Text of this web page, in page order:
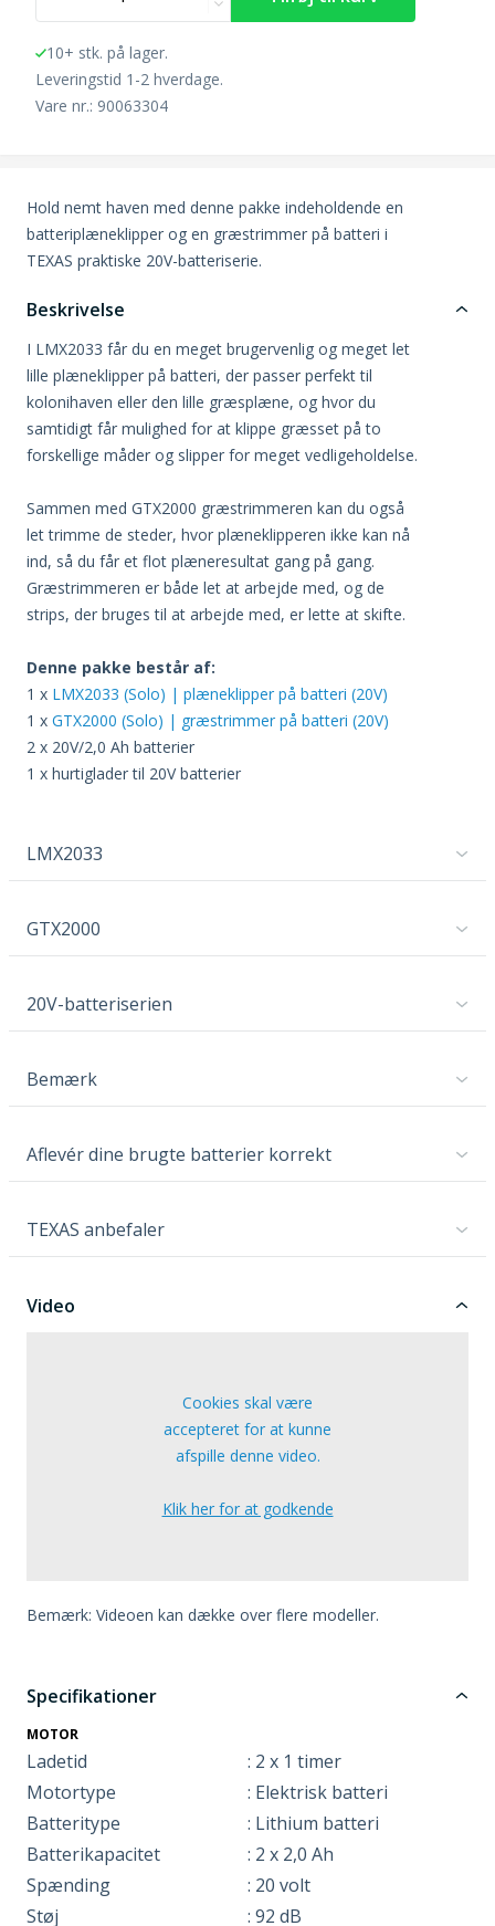
10+ stk. på lager.
Leveringstid 1-2 hverdage.
Vare nr.: 90063304
Hold nemt haven med denne pakke indeholdende en
batteriplæneklipper og en græstrimmer på batteri i
TEXAS praktiske 20V-batteriserie.
Beskrivelse
I LMX2033 får du en meget brugervenlig og meget let
lille plæneklipper på batteri, der passer perfekt til
kolonihaven eller den lille græsplæne, og hvor du
samtidigt får mulighed for at klippe græsset på to
forskellige måder og slipper for meget vedligeholdelse.
Sammen med GTX2000 græstrimmeren kan du også
let trimme de steder, hvor plæneklipperen ikke kan nå
ind, så du får et flot plæneresultat gang på gang.
Græstrimmeren er både let at arbejde med, og de
strips, der bruges til at arbejde med, er lette at skifte.
Denne pakke består af:
1 x LMX2033 (Solo) | plæneklipper på batteri (20V)
1 x GTX2000 (Solo) | græstrimmer på batteri (20V)
2 x 20V/2,0 Ah batterier
1 x hurtiglader til 20V batterier
LMX2033
GTX2000
20V-batteriserien
Bemærk
Aflevér dine brugte batterier korrekt
TEXAS anbefaler
Video
Cookies skal være
accepteret for at kunne
afspille denne video.
Klik her for at godkende
Bemærk: Videoen kan dække over flere modeller.
Specifikationer
MOTOR
Ladetid
: 2 x 1 timer
Motortype
: Elektrisk batteri
Batteritype
: Lithium batteri
Batterikapacitet
: 2 x 2,0 Ah
Spænding
: 20 volt
Støj
: 92 dB